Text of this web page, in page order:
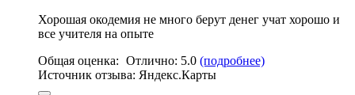
Хорошая окодемия не много берут денег учат хорошо и
все учителя на опыте
Общая оценка: Отлично: 5.0 (подробнее)
Источник отзыва: Яндекс.Карты